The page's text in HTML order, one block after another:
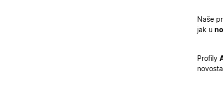
Naše
jak u
Profily
X-Inspishop-User-